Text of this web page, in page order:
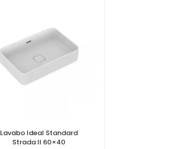
Lavabo Ideal Standard
Strada II 60×40